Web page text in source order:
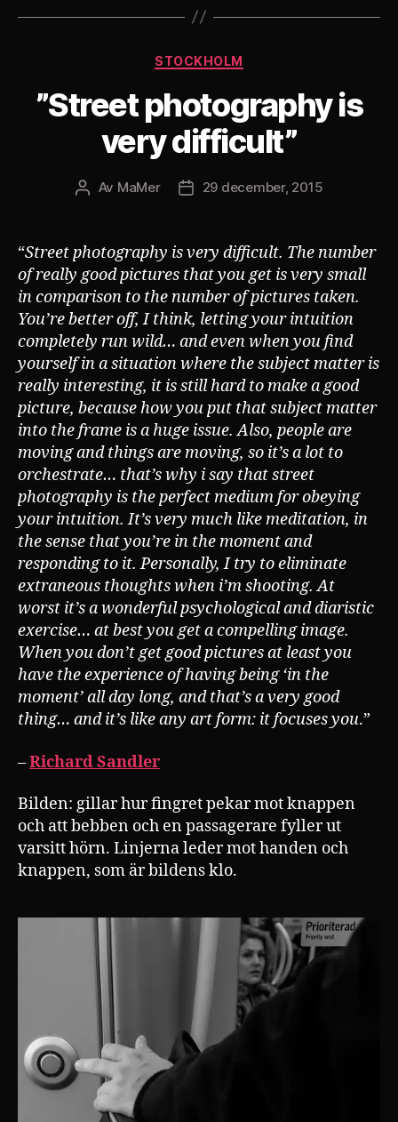
Kategorier
STOCKHOLM
”Street photography is
very difficult”
Inläggsförfattare
Av MaMer Inläggsdatum
29 december, 2015
“Street photography is very difficult. The number
of really good pictures that you get is very small
in comparison to the number of pictures taken.
You’re better off, I think, letting your intuition
completely run wild… and even when you find
yourself in a situation where the subject matter is
really interesting, it is still hard to make a good
picture, because how you put that subject matter
into the frame is a huge issue. Also, people are
moving and things are moving, so it’s a lot to
orchestrate… that’s why i say that street
photography is the perfect medium for obeying
your intuition. It’s very much like meditation, in
the sense that you’re in the moment and
responding to it. Personally, I try to eliminate
extraneous thoughts when i’m shooting. At
worst it’s a wonderful psychological and diaristic
exercise… at best you get a compelling image.
When you don’t get good pictures at least you
have the experience of having being ‘in the
moment’ all day long, and that’s a very good
thing… and it’s like any art form: it focuses you.”
–Richard Sandler
Bilden: gillar hur fingret pekar mot knappen
och att bebben och en passagerare fyller ut
varsitt hörn. Linjerna leder mot handen och
knappen, som är bildens klo.